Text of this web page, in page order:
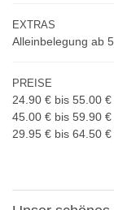
EXTRAS
Alleinbelegung ab
PREISE
24.90 € bis 55.00 €
45.00 € bis 59.90 €
29.95 € bis 64.50 €